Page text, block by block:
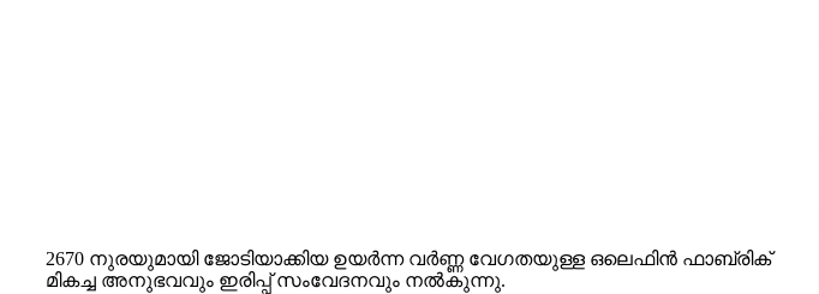
2670 നുരയുമായി ജോടിയാക്കിയ ഉയർന്ന വർണ്ണ വേഗതയുള്ള ഒലെഫിൻ ഫാബ്രിക്
മികച്ച അനുഭവവും ഇരിപ്പ് സംവേദനവും നൽകുന്നു.